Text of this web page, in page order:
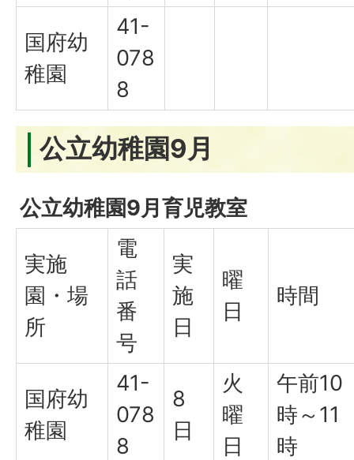
国府幼
稚園
41-
078
8
公立幼稚園9月
公立幼稚園9月育児教室
実施
園・場
所
電
話
番
号
実
施
日
曜
日
時間
国府幼
稚園
41-
078
8
8
日
火
曜
日
午前10
時～11
時